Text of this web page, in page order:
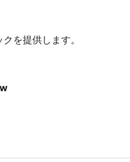
を提供します。